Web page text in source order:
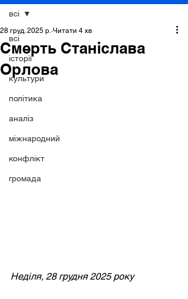
всі
історії
культури
політика
аналіз
міжнародний
конфлікт
громада
всі
Смерть Станіслава
Орлова
28 груд. 2025 р. Читати 4 хв
Неділя, 28 грудня 2025 року